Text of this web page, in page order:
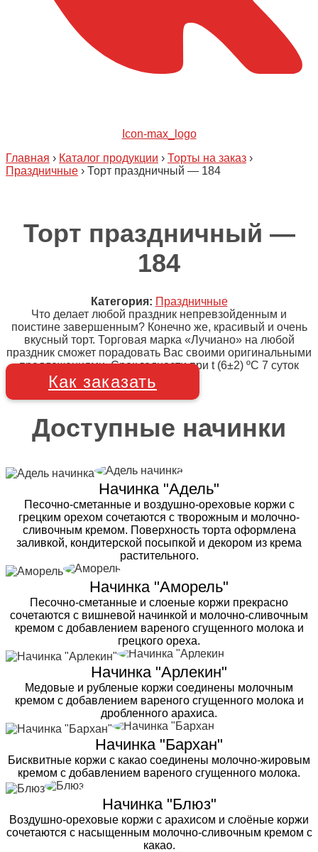
Icon-max_logo
Главная › Каталог продукции › Торты на заказ ›
Праздничные › Торт праздничный — 184
Торт праздничный —
184
Категория: Праздничные
Что делает любой праздник непревзойденным и
поистине завершенным? Конечно же, красивый и очень
вкусный торт. Торговая марка «Лучиано» на любой
праздник сможет порадовать Вас своими оригинальными
предложениями. Срок годности при t (6±2) ºC 7 суток
Как заказать
Доступные начинки
Начинка "Адель"
Песочно-сметанные и воздушно-ореховые коржи с
грецким орехом сочетаются с творожным и молочно-
сливочным кремом. Поверхность торта оформлена
заливкой, кондитерской посыпкой и декором из крема
растительного.
Начинка "Аморель"
Песочно-сметанные и слоеные коржи прекрасно
сочетаются с вишневой начинкой и молочно-сливочным
кремом с добавлением вареного сгущенного молока и
грецкого ореха.
Начинка "Арлекин"
Медовые и рубленые коржи соединены молочным
кремом с добавлением вареного сгущенного молока и
дробленного арахиса.
Начинка "Бархан"
Бисквитные коржи с какао соединены молочно-жировым
кремом с добавлением вареного сгущенного молока.
Начинка "Блюз"
Воздушно-ореховые коржи с арахисом и слоёные коржи
сочетаются с насыщенным молочно-сливочным кремом с
какао.